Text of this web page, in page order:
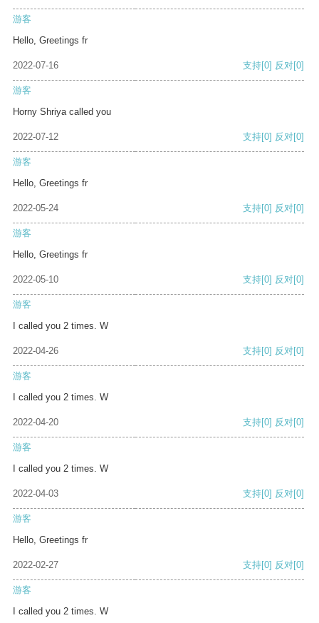
游客
Hello, Greetings fr
2022-07-16 支持[0] 反对[0]
游客
Horny Shriya called you
2022-07-12 支持[0] 反对[0]
游客
Hello, Greetings fr
2022-05-24 支持[0] 反对[0]
游客
Hello, Greetings fr
2022-05-10 支持[0] 反对[0]
游客
I called you 2 times. W
2022-04-26 支持[0] 反对[0]
游客
I called you 2 times. W
2022-04-20 支持[0] 反对[0]
游客
I called you 2 times. W
2022-04-03 支持[0] 反对[0]
游客
Hello, Greetings fr
2022-02-27 支持[0] 反对[0]
游客
I called you 2 times. W